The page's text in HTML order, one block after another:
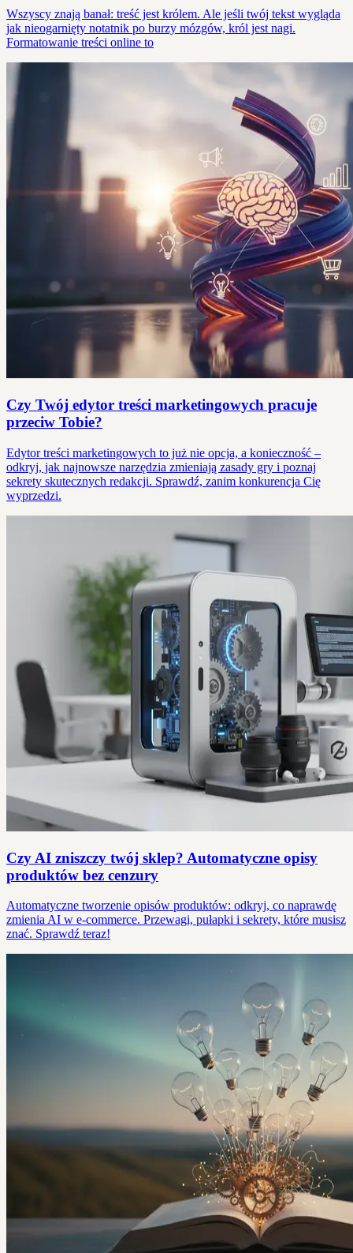
Wszyscy znają banał: treść jest królem. Ale jeśli twój tekst wygląda
jak nieogarnięty notatnik po burzy mózgów, król jest nagi.
Formatowanie treści online to
Czy Twój edytor treści marketingowych pracuje
przeciw Tobie?
Edytor treści marketingowych to już nie opcja, a konieczność –
odkryj, jak najnowsze narzędzia zmieniają zasady gry i poznaj
sekrety skutecznych redakcji. Sprawdź, zanim konkurencja Cię
wyprzedzi.
Czy AI zniszczy twój sklep? Automatyczne opisy
produktów bez cenzury
Automatyczne tworzenie opisów produktów: odkryj, co naprawdę
zmienia AI w e-commerce. Przewagi, pułapki i sekrety, które musisz
znać. Sprawdź teraz!